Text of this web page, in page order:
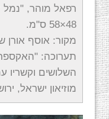
48×58 ס"מ.
מקור: אוסף אורן
תערוכה:
מוזיאון ישראל,